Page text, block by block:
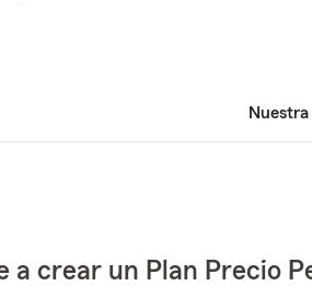
a crear un Plan Precio